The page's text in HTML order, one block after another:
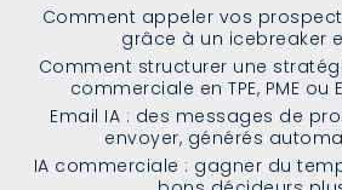
Comment appeler vos
grâce à un icebreaker
Comment structurer une
commerciale en TPE, PME ou
Email IA : des messages de
envoyer, générés
IA commerciale : gagner du